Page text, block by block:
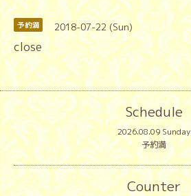
予約満 2018-07-22 (Sun)
close
Schedule
2026.08.09 Sunday
予約満
Counter